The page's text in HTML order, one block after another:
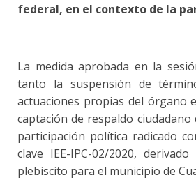
federal, en el contexto de la
La medida aprobada en la
tanto la suspensión de
actuaciones propias del órgano
captación de respaldo
participación política radicado
clave IEE-IPC-02/2020,
plebiscito para el municipio de